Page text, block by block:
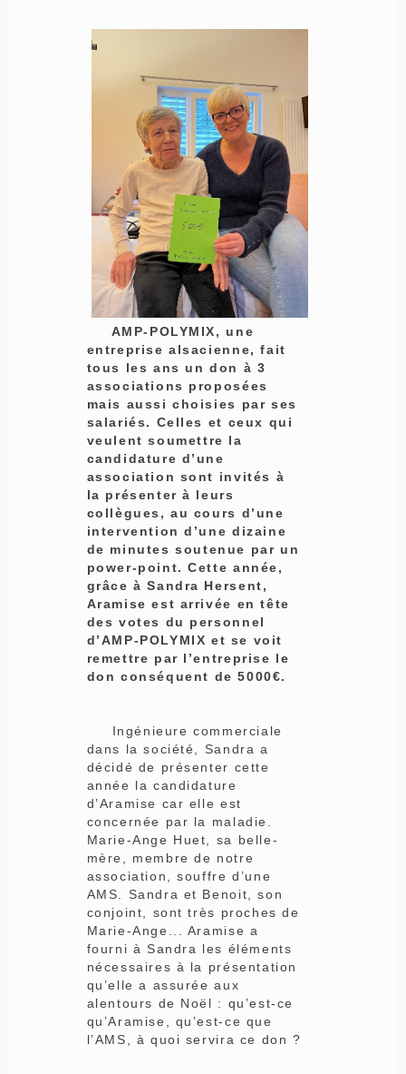
AMP-POLYMIX, une
entreprise alsacienne, fait
tous les ans un don à 3
associations proposées
mais aussi choisies par ses
salariés. Celles et ceux qui
veulent soumettre la
candidature d’une
association sont invités à
la présenter à leurs
collègues, au cours d’une
intervention d’une dizaine
de minutes soutenue par un
power-point. Cette année,
grâce à Sandra Hersent,
Aramise est arrivée en tête
des votes du personnel
d’AMP-POLYMIX et se voit
remettre par l’entreprise le
don conséquent de 5000€.
Ingénieure commerciale
dans la société, Sandra a
décidé de présenter cette
année la candidature
d’Aramise car elle est
concernée par la maladie.
Marie-Ange Huet, sa belle-
mère, membre de notre
association, souffre d’une
AMS. Sandra et Benoit, son
conjoint, sont très proches de
Marie-Ange... Aramise a
fourni à Sandra les éléments
nécessaires à la présentation
qu’elle a assurée aux
alentours de Noël : qu’est-ce
qu’Aramise, qu’est-ce que
l’AMS, à quoi servira ce don ?